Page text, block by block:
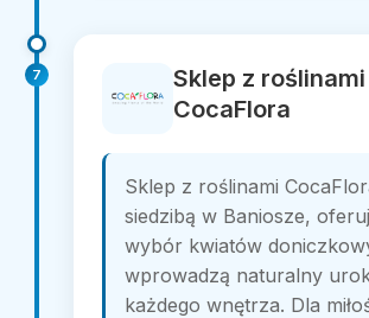
7
Sklep z roślinami
CocaFlora
Sklep z roślinami
siedzibą w Baniosze,
wybór kwiatów
wprowadzą naturalny
każdego wnętrza. Dla